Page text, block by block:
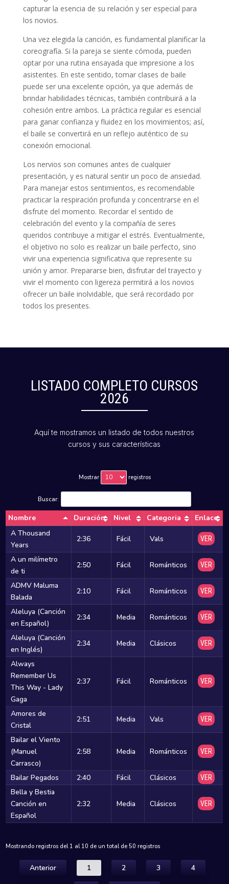
capturar la esencia de su relación y ser especial para
los novios.
Una vez elegida la canción, es fundamental planificar la
coreografía. Si la pareja se siente cómoda, pueden
optar por una rutina ensayada que impresione a los
asistentes. En este sentido, tomar clases de baile
puede ser una excelente opción, ya que además de
brindar habilidades técnicas, también contribuirá a la
cohesión entre ambos. La práctica regular es esencial
para ganar confianza y fluidez en los movimientos; así,
el baile se convertirá en un reflejo auténtico de su
conexión emocional.
Los nervios son comunes antes de cualquier
presentación, y es natural sentir un poco de ansiedad.
Para manejar estos sentimientos, es recomendable
practicar la respiración profunda y concentrarse en el
disfrute del momento. Recordar el sentido de
celebración del evento y la compañía de seres
queridos contribuye a mitigar el estrés. Eventualmente,
el objetivo no solo es realizar un baile perfecto, sino
vivir una experiencia significativa que represente su
unión y amor. Prepararse bien, disfrutar del trayecto y
vivir el momento con ligereza permitirá a los novios
ofrecer un baile inolvidable, que será recordado por
todos los presentes.
LISTADO COMPLETO CURSOS
2026
Aquí te mostramos un listado de todos nuestros
cursos y sus características
Mostrar registros
Buscar:
Nombre Duración Nivel Categoria
Enlace
A Thousand
Years
2:36 Fácil Vals VER
A un milímetro
de ti
2:50 Fácil Románticos VER
ADMV Maluma
Balada
2:10 Fácil Románticos VER
Aleluya (Canción
en Español)
2:34 Media Románticos VER
Aleluya (Canción
en Inglés)
2:34 Media Clásicos VER
Always
Remember Us
This Way - Lady
Gaga
2:37 Fácil Románticos VER
Amores de
Cristal
2:51 Media Vals VER
Bailar el Viento
(Manuel
Carrasco)
2:58 Media Románticos VER
Bailar Pegados 2:40 Fácil Clásicos VER
Bella y Bestia
Canción en
Español
2:32 Media Clásicos VER
Mostrando registros del 1 al 10 de un total de 50 registros
Anterior 1 2 3 4